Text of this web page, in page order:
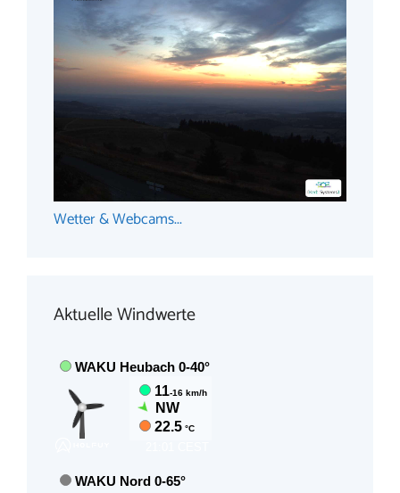
Wetter & Webcams...
Aktuelle Windwerte